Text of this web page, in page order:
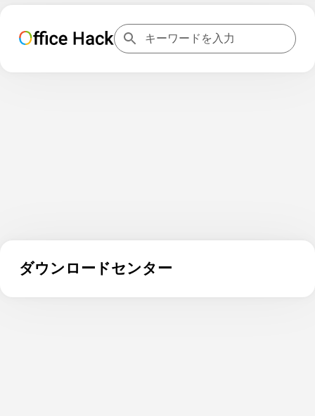
ダウンロードセンター